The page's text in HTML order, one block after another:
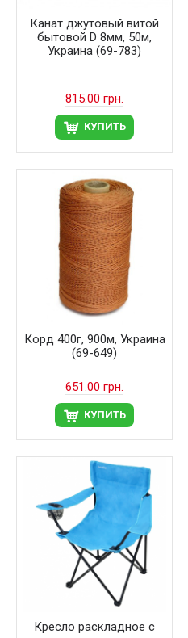
Канат джутовый витой
бытовой D 8мм, 50м,
Украина (69-783)
815.00 грн.
КУПИТЬ
Корд 400г, 900м, Украина
(69-649)
651.00 грн.
КУПИТЬ
Кресло раскладное с